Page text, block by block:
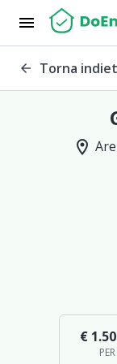
menu
arrow_back Torna
location_on
€